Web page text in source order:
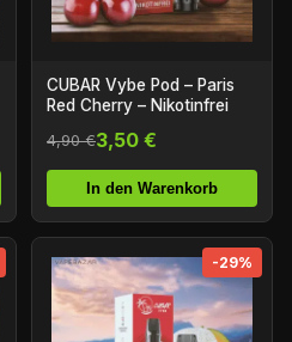
CUBAR Vybe Pod – Paris
Red Cherry – Nikotinfrei
4,90 €3,50 €
In den Warenkorb
-29%